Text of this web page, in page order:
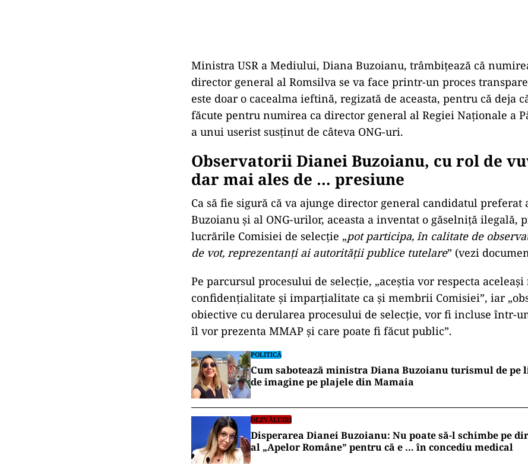
Ministra USR a Mediului, Diana Buzoianu, trâmbițează că
director general al Romsilva se va face printr-un proces
este doar o cacealma ieftină, regizată de aceasta, pentru că deja
făcute pentru numirea ca director general al Regiei Naționale a
a unui userist susținut de câteva ONG-uri.
Observatorii Dianei Buzoianu, cu rol de
dar mai ales de … presiune
Ca să fie sigură că va ajunge director general candidatul preferat
Buzoianu și al ONG-urilor, aceasta a inventat o găselniță ilegală,
lucrările Comisiei de selecție „pot participa, în calitate de
de vot, reprezentanți ai autorității publice tutelare” (vezi
Pe parcursul procesului de selecție, „aceștia vor respecta
confidențialitate și imparțialitate ca și membrii Comisiei”, iar
obiective cu derularea procesului de selecție, vor fi incluse într-
îl vor prezenta MMAP și care poate fi făcut public”.
POLITICĂ
Cum sabotează ministra Diana Buzoianu turismul de pe
de imagine pe plajele din Mamaia
DEZVĂLUIRI
Disperarea Dianei Buzoianu: Nu poate să-l schimbe pe
al „Apelor Române” pentru că e … în concediu medical